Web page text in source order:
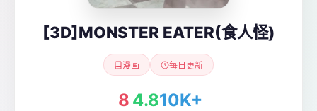
[3D]MONSTER EATER(食人怪)
漫画 每日更新
8 4.810K+